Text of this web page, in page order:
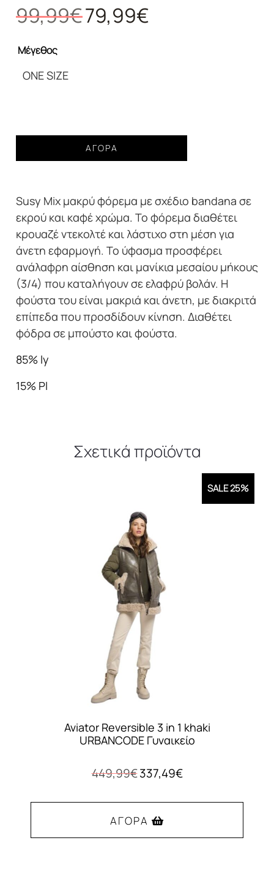
99,99€ Original
price
79,99€
Μέγεθος
ONE SIZE
print
off-
white
ποσότητα
ΑΓΟΡΆ
Susy Mix μακρύ φόρεμα με σχέδιο bandana σε
εκρού και καφέ χρώμα. Το φόρεμα διαθέτει
κρουαζέ ντεκολτέ και λάστιχο στη μέση για
άνετη εφαρμογή. Το ύφασμα προσφέρει
ανάλαφρη αίσθηση και μανίκια μεσαίου μήκους
(3/4) που καταλήγουν σε ελαφρύ βολάν. Η
φούστα του είναι μακριά και άνετη, με διακριτά
επίπεδα που προσδίδουν κίνηση. Διαθέτει
φόδρα σε μπούστο και φούστα.
85% ly
15% Pl
Σχετικά προϊόντα
SALE 25%
Aviator Reversible 3 in 1 khaki
URBANCODE Γυναικείο
449,99€ Original
was:
449,99€.
337,49€Η
τιμή
ΑΓΟΡΆ